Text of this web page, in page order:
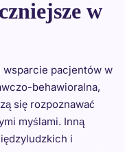
w
pacjentów w
behawioralna,
się rozpoznawać
myślami. Inną
i